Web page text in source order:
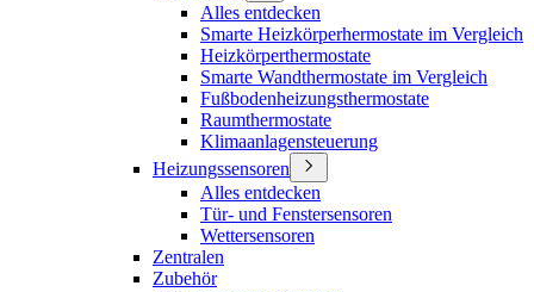
Alles entdecken
Smarte Heizkörperhermostate im Vergleich
Heizkörperthermostate
Smarte Wandthermostate im Vergleich
Fußbodenheizungsthermostate
Raumthermostate
Klimaanlagensteuerung
Heizungssensoren
Alles entdecken
Tür- und Fenstersensoren
Wettersensoren
Zentralen
Zubehör